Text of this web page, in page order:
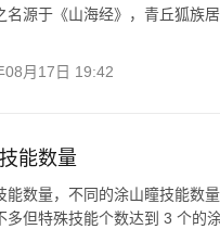
名源于《山海经》，青丘狐族
08月17日 19:42
能数量
能数量，不同的涂山瞳技能数
多但特殊技能个数达到 3 个的